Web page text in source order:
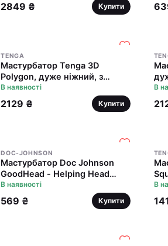
2849 ₴ Купити
TENGA
Мастурбатор Tenga 3D
Polygon, дуже ніжний, з
антибактеріального
еластомеру зі сріблом
В наявності
2129 ₴ Купити
В
DOC-JOHNSON
Мастурбатор Doc Johnson
GoodHead - Helping Head
ULTRASKYN, супер помічниця
для мінету
В наявності
569 ₴ Купити
В